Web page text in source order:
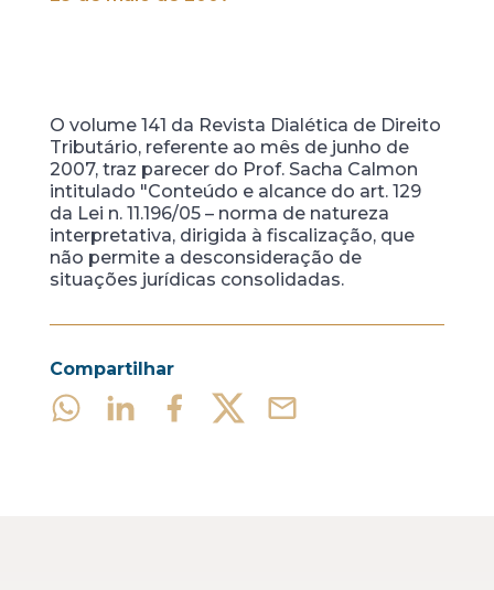
O volume 141 da Revista Dialética de Direito
Tributário, referente ao mês de junho de
2007, traz parecer do Prof. Sacha Calmon
intitulado "Conteúdo e alcance do art. 129
da Lei n. 11.196/05 – norma de natureza
interpretativa, dirigida à fiscalização, que
não permite a desconsideração de
situações jurídicas consolidadas.
Compartilhar